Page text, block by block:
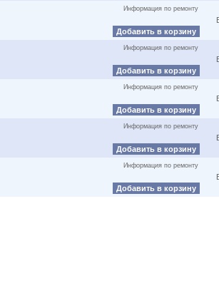
Информация по ремонту
Добавить в корзину
Информация по ремонту
Добавить в корзину
Информация по ремонту
Добавить в корзину
Информация по ремонту
Добавить в корзину
Информация по ремонту
Добавить в корзину